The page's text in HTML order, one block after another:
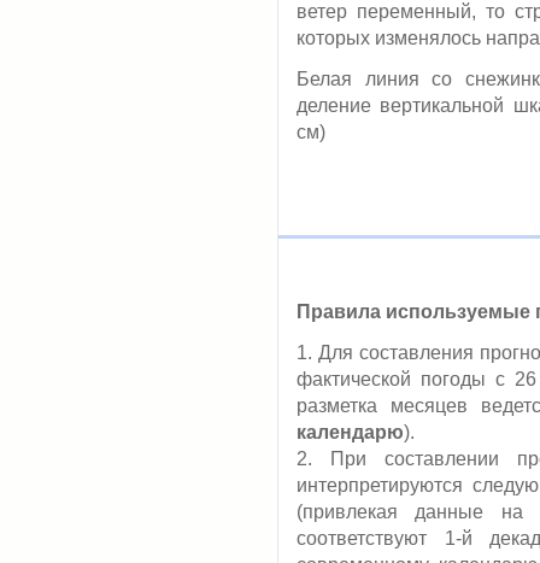
ветер переменный, то
которых изменялось
Белая линия со
деление вертикальной
см)
Правила используемые
1. Для составления
фактической погоды с
разметка месяцев
календарю).
2. При составлении
интерпретируются
(привлекая данные
соответствуют 1-й